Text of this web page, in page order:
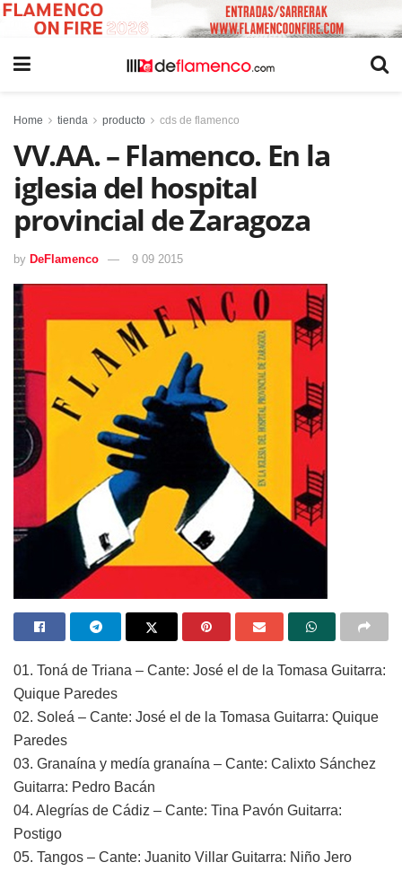
Home tienda producto cds de flamenco
VV.AA. – Flamenco. En la
iglesia del hospital
provincial de Zaragoza
by DeFlamenco 9 09 2015
01. Toná de Triana – Cante: José el de la Tomasa Guitarra:
Quique Paredes
02. Soleá – Cante: José el de la Tomasa Guitarra: Quique
Paredes
03. Granaína y medía granaína – Cante: Calixto Sánchez
Guitarra: Pedro Bacán
04. Alegrías de Cádiz – Cante: Tina Pavón Guitarra:
Postigo
05. Tangos – Cante: Juanito Villar Guitarra: Niño Jero